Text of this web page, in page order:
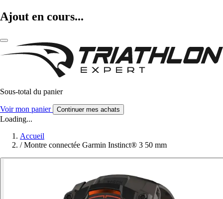
Ajout en cours...
Sous-total du panier
Voir mon panier Continuer mes achats
Loading...
Accueil
/ Montre connectée Garmin Instinct® 3 50 mm